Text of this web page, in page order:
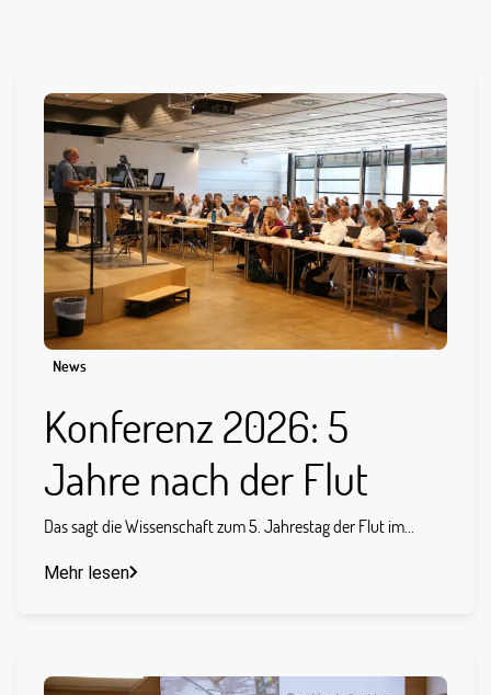
News
Konferenz 2026: 5
Jahre nach der Flut
Das sagt die Wissenschaft zum 5. Jahrestag der Flut im...
Mehr lesen